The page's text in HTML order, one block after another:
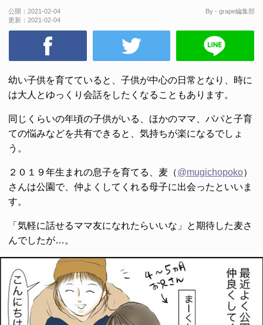
公開： 2021-02-04
更新： 2021-02-04
By - grape編集部
幼い子供を育てていると、子供が中心の日常となり、時に
は大人とゆっくり会話をしたくなることもあります。
同じくらいの年頃の子供がいる、ほかのママ、パパと子育
ての悩みなどを共有できると、気持ちが楽になるでしょ
う。
２０１９年生まれの息子を育てる、麦（@mugichopoko）
さんは公園で、仲よくしてくれる母子に出会ったといいま
す。
「気軽に話せるママ友になれたらいいな」と期待した麦さ
んでしたが…。